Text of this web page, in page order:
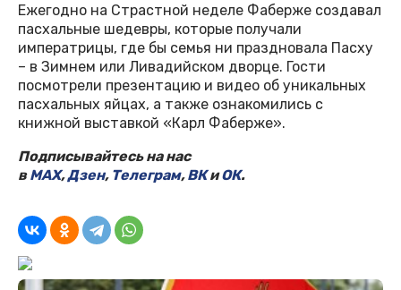
Ежегодно на Страстной неделе Фаберже создавал
пасхальные шедевры, которые получали
императрицы, где бы семья ни праздновала Пасху
– в Зимнем или Ливадийском дворце. Гости
посмотрели презентацию и видео об уникальных
пасхальных яйцах, а также ознакомились с
книжной выставкой «Карл Фаберже».
Подписывайтесь на нас
вMAX,Дзен, Телеграм,ВКиОК.